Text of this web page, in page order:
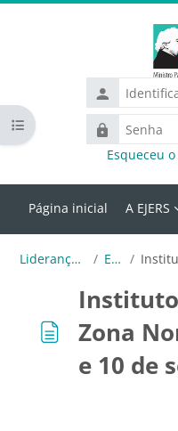
Identificação
de
usuário
Senha
Esqueceu
Página inicial A EJERS
Abrir índice do curso
Lideranças do Futuro Eventos
Instituto
Zona
e 10 de